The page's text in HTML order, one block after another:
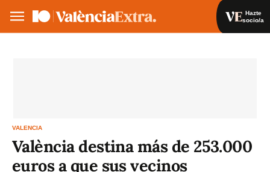
Hazte
socio/a
VALENCIA
València destina más de 253.000
euros a que sus vecinos